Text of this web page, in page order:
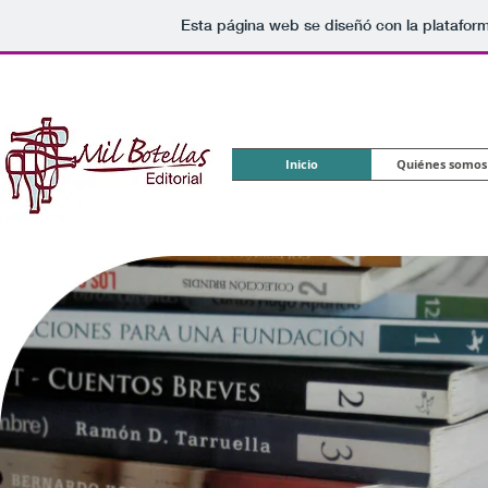
Esta página web se diseñó con la
Inicio Quiénes somos